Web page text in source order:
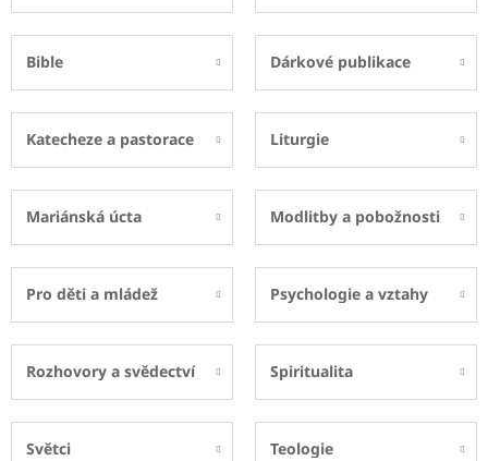
Bible Dárkové publikace
Katecheze a pastorace Liturgie
Mariánská úcta Modlitby a pobožnosti
Pro děti a mládež Psychologie a vztahy
Rozhovory a svědectví Spiritualita
Světci Teologie